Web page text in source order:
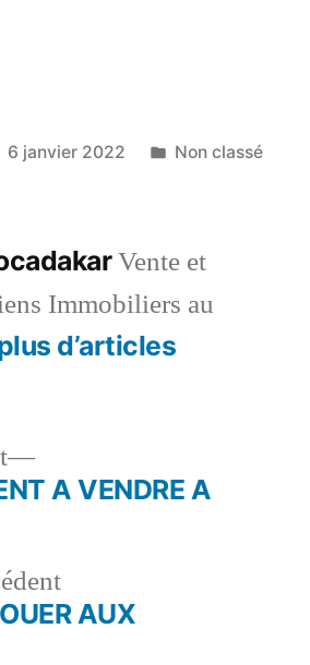
6 janvier 2022
Publié
Non classé
Vente et
Immobiliers au
d’articles
Article
précédent :
AUX
Article
suivant :
A VENDRE A